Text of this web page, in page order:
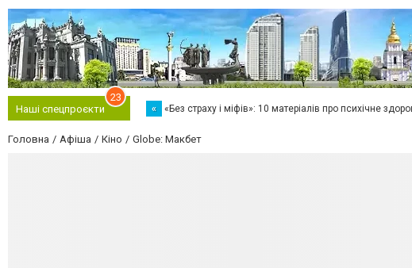
Наші спецпроєкти
23
« «Без страху і міфів»: 10 матеріалів про психічне
Головна Афіша Кіно Globe: Макбет